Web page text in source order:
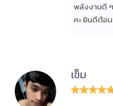
พลังงานดี ๆ
คะ ยินดีต้อน
เข็ม